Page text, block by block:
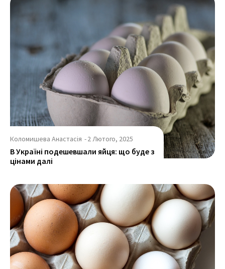
Коломишева Анастасія -2 Лютого, 2025
В Україні подешевшали яйця: що буде з
цінами далі